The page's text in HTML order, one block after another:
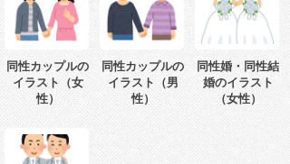
同性カップルの
イラスト（女
性）
同性カップルの
イラスト（男
性）
同性婚・同性結
婚のイラスト
（女性）